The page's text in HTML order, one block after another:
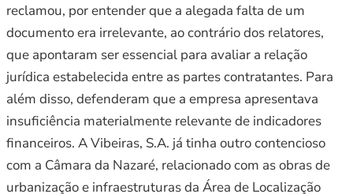
reclamou, por entender que a alegada falta de um
documento era irrelevante, ao contrário dos relatores,
que apontaram ser essencial para avaliar a relação
jurídica estabelecida entre as partes contratantes. Para
além disso, defenderam que a empresa apresentava
insuficiência materialmente relevante de indicadores
financeiros. A Vibeiras, S.A. já tinha outro contencioso
com a Câmara da Nazaré, relacionado com as obras de
urbanização e infraestruturas da Área de Localização